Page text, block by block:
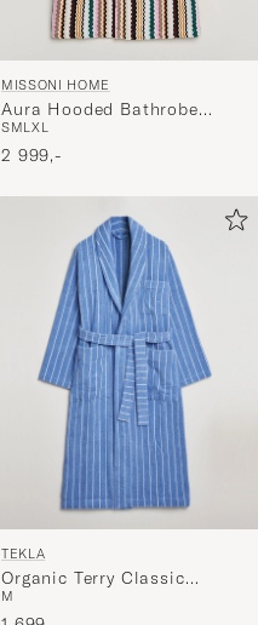
MISSONI HOME
Aura Hooded Bathrobe
Multi
SMLXL
2 999,-
TEKLA
Organic Terry Classic
Bathrobe Marseille
M